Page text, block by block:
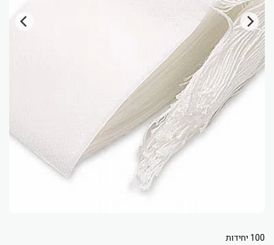
100 יחידות